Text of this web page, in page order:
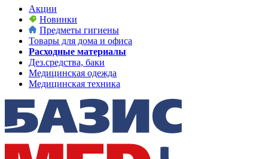
Акции
Новинки
Предметы гигиены
Товары для дома и офиса
Расходные материалы
Дез.средства, баки
Медицинская одежда
Медицинская техника